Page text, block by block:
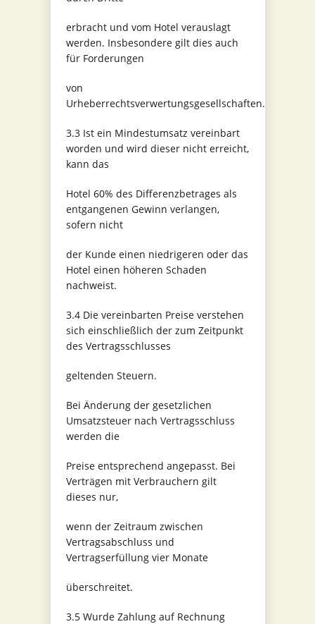
erbracht und vom Hotel verauslagt
werden. Insbesondere gilt dies auch
für Forderungen
von
Urheberrechtsverwertungsgesellschaften.
3.3 Ist ein Mindestumsatz vereinbart
worden und wird dieser nicht erreicht,
kann das
Hotel 60% des Differenzbetrages als
entgangenen Gewinn verlangen,
sofern nicht
der Kunde einen niedrigeren oder das
Hotel einen höheren Schaden
nachweist.
3.4 Die vereinbarten Preise verstehen
sich einschließlich der zum Zeitpunkt
des Vertragsschlusses
geltenden Steuern.
Bei Änderung der gesetzlichen
Umsatzsteuer nach Vertragsschluss
werden die
Preise entsprechend angepasst. Bei
Verträgen mit Verbrauchern gilt
dieses nur,
wenn der Zeitraum zwischen
Vertragsabschluss und
Vertragserfüllung vier Monate
überschreitet.
3.5 Wurde Zahlung auf Rechnung